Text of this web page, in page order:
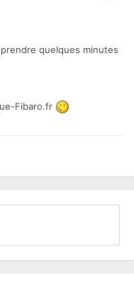
quelques minutes
Fibaro.fr